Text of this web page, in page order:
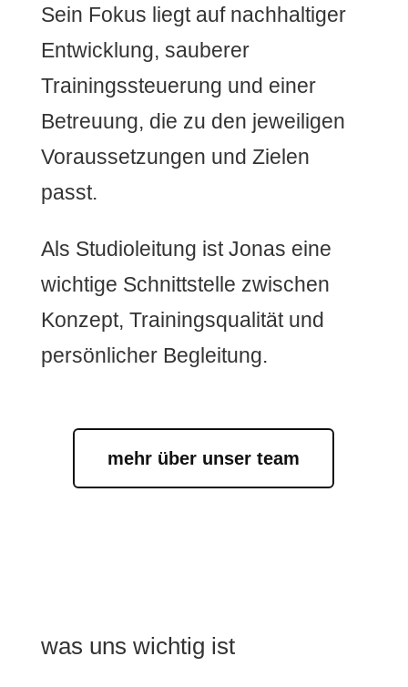
Sein Fokus liegt auf nachhaltiger
Entwicklung, sauberer
Trainingssteuerung und einer
Betreuung, die zu den jeweiligen
Voraussetzungen und Zielen
passt.
Als Studioleitung ist Jonas eine
wichtige Schnittstelle zwischen
Konzept, Trainingsqualität und
persönlicher Begleitung.
mehr über unser team
was uns wichtig ist